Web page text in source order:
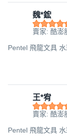
魏*鋐
賣家: 酷澎
Pentel 飛龍文具
王*宥
賣家: 酷澎
Pentel 飛龍文具